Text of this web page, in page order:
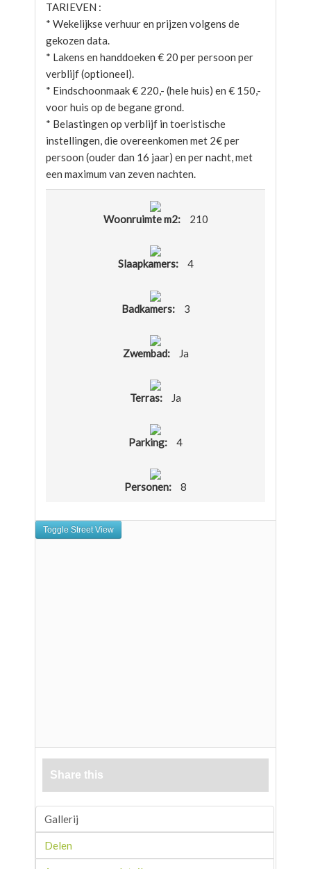
TARIEVEN :
* Wekelijkse verhuur en prijzen volgens de
gekozen data.
* Lakens en handdoeken € 20 per persoon per
verblijf (optioneel).
* Eindschoonmaak € 220,- (hele huis) en € 150,-
voor huis op de begane grond.
* Belastingen op verblijf in toeristische
instellingen, die overeenkomen met 2€ per
persoon (ouder dan 16 jaar) en per nacht, met
een maximum van zeven nachten.
Woonruimte m2: 210
Slaapkamers: 4
Badkamers: 3
Zwembad: Ja
Terras: Ja
Parking: 4
Personen: 8
Share this
Gallerij
Delen